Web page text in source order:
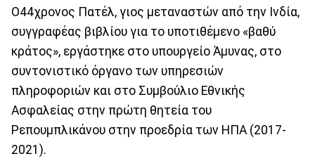
Ο44χρονος Πατέλ, γιος μεταναστών από την Ινδία,
συγγραφέας βιβλίου για το υποτιθέμενο «βαθύ
κράτος», εργάστηκε στο υπουργείο Άμυνας, στο
συντονιστικό όργανο των υπηρεσιών
πληροφοριών και στο Συμβούλιο Εθνικής
Ασφαλείας στην πρώτη θητεία του
Ρεπουμπλικάνου στην προεδρία των ΗΠΑ (2017-
2021).